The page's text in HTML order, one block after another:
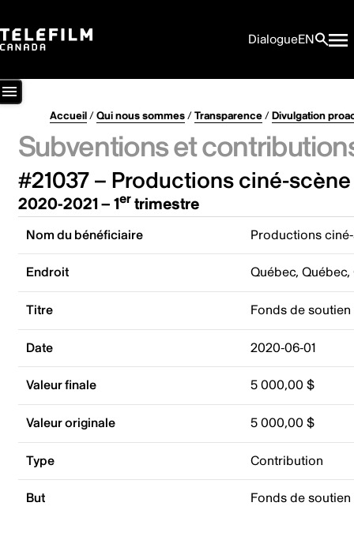
DialogueEN
Accueil/Qui nous sommes/Transparence/Divulgation
Subventions et
#21037 – Productions ciné-
2020-2021 – 1ertrimestre
Nom du bénéficiaire Productions
Endroit Québec,
Titre Fonds de
Date 2020-06-01
Valeur finale 5 000,00 $
Valeur originale 5 000,00 $
Type Contribution
But Fonds de soutien